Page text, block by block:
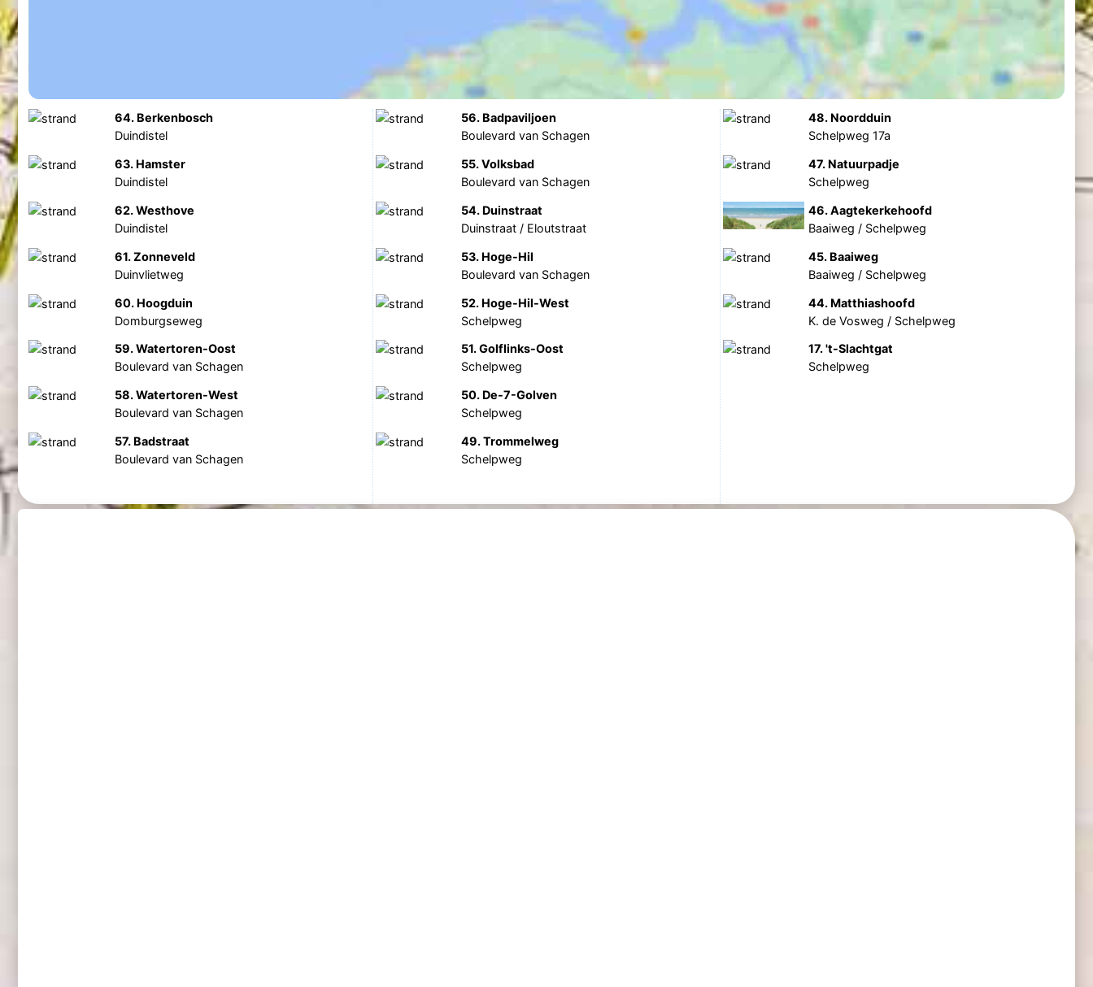
64. Berkenbosch
Duindistel
63. Hamster
Duindistel
62. Westhove
Duindistel
61. Zonneveld
Duinvlietweg
60. Hoogduin
Domburgseweg
59. Watertoren-Oost
Boulevard van Schagen
58. Watertoren-West
Boulevard van Schagen
57. Badstraat
Boulevard van Schagen
56. Badpaviljoen
Boulevard van Schagen
55. Volksbad
Boulevard van Schagen
54. Duinstraat
Duinstraat / Eloutstraat
53. Hoge-Hil
Boulevard van Schagen
52. Hoge-Hil-West
Schelpweg
51. Golflinks-Oost
Schelpweg
50. De-7-Golven
Schelpweg
49. Trommelweg
Schelpweg
48. Noordduin
Schelpweg 17a
47. Natuurpadje
Schelpweg
46. Aagtekerkehoofd
Baaiweg / Schelpweg
45. Baaiweg
Baaiweg / Schelpweg
44. Matthiashoofd
K. de Vosweg / Schelpweg
17. 't-Slachtgat
Schelpweg